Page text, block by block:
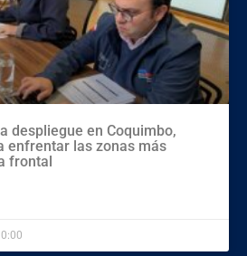
despliegue en Coquimbo,
enfrentar las zonas más
frontal